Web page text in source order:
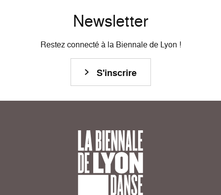
Newsletter
Restez connecté à la Biennale de Lyon !
S'inscrire